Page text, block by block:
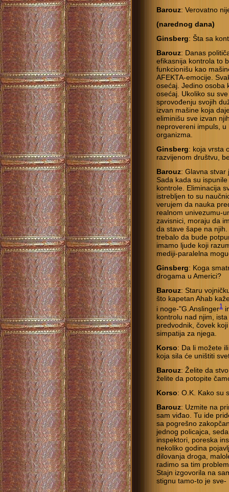
Barouz: Verovatno
(narednog dana)
Ginsberg: Šta sa
Barouz: Danas
efikasnija kontrola to
funkcionišu kao
AFEKTA-emocije.
osećaj. Jedino osoba
osećaj. Ukoliko su
sprovođenju svojih
izvan mašine koja
eliminišu sve izvan
neprovereni impuls,
organizma.
Ginsberg: koja vrsta
razvijenom društvu,
Barouz: Glavna stvar
Sada kada su
kontrole. Eliminacija
istrebljen to su
verujem da nauka
realnom univezumu-
zavisnici, moraju da
da stave šape na
trebalo da bude
imamo ljude koji
mediji-paralelna
Ginsberg: Koga
drogama u Americi?
Barouz: Staru
što kapetan Ahab
i noge-"G.Anslinger1
kontrolu nad njim,
predvodnik, čovek
simpatija za njega.
Korso: Da li možete
koja sila će uništiti
Barouz: Želite da
želite da potopite
Korso: O.K. Kako su
Barouz: Uzmite na
sam viđao. Tu ide
sa pogrešno
jednog policajca,
inspektori, poreska
nekoliko godina
dilovanja droga,
radimo sa tim
Stajn izgovorila na
stignu tamo-to je sve-